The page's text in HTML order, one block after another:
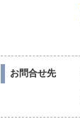
お問合せ先